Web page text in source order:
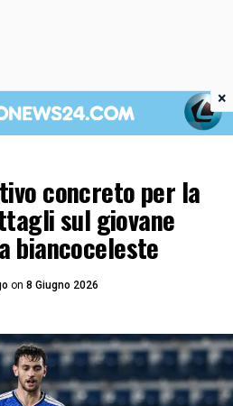
concreto per la
sul giovane
biancoceleste
on 8 Giugno 2026
×